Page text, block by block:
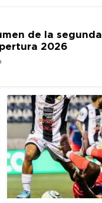
de la
2026